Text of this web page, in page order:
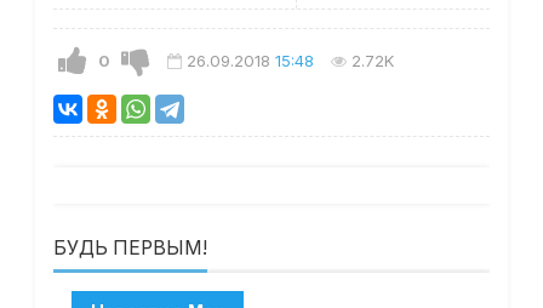
0 26.09.2018 15:48 2.72K
БУДЬ ПЕРВЫМ!